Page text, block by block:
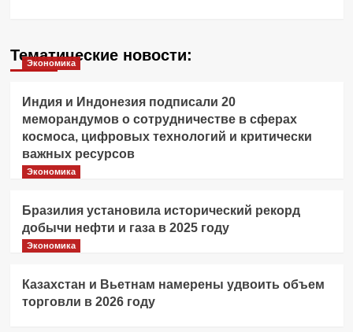
Тематические новости:
Экономика
Индия и Индонезия подписали 20
меморандумов о сотрудничестве в сферах
космоса, цифровых технологий и критически
важных ресурсов
Экономика
Бразилия установила исторический рекорд
добычи нефти и газа в 2025 году
Экономика
Казахстан и Вьетнам намерены удвоить объем
торговли в 2026 году